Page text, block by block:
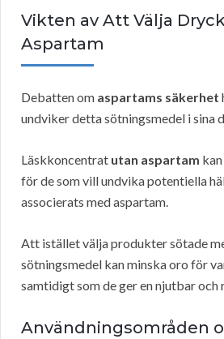
Vikten av Att Välja
Aspartam
Debatten om aspartams säkerhet
undviker detta sötningsmedel i sina
Läskkoncentrat utan aspartam
för de som vill undvika potentiella
associerats med aspartam.
Att istället välja produkter sötade
sötningsmedel kan minska oro för
samtidigt som de ger en njutbar
Användningsområden